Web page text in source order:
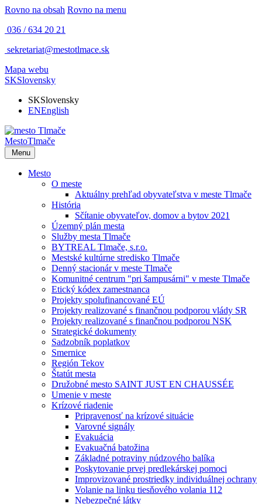
Rovno na obsah Rovno na menu
036 / 634 20 21
sekretariat@mestotlmace.sk
Mapa webu
SKSlovensky
SKSlovensky
ENEnglish
MestoTlmače
Menu
Mesto
O meste
Aktuálny prehľad obyvateľstva v meste Tlmače
História
Sčítanie obyvateľov, domov a bytov 2021
Územný plán mesta
Služby mesta Tlmače
BYTREAL Tlmače, s.r.o.
Mestské kultúrne stredisko Tlmače
Denný stacionár v meste Tlmače
Komunitné centrum "pri šampusárni" v meste Tlmače
Etický kódex zamestnanca
Projekty spolufinancované EÚ
Projekty realizované s finančnou podporou vlády SR
Projekty realizované s finančnou podporou NSK
Strategické dokumenty
Sadzobník poplatkov
Smernice
Región Tekov
Štatút mesta
Družobné mesto SAINT JUST EN CHAUSSÉE
Umenie v meste
Krízové riadenie
Pripravenosť na krízové situácie
Varovné signály
Evakuácia
Evakuačná batožina
Základné potraviny núdzového balíka
Poskytovanie prvej predlekárskej pomoci
Improvizované prostriedky individuálnej ochrany
Volanie na linku tiesňového volania 112
Nebezpečné látky